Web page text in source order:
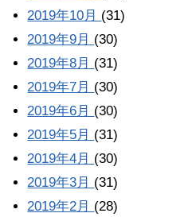
2019年10月 (31)
2019年9月 (30)
2019年8月 (31)
2019年7月 (30)
2019年6月 (30)
2019年5月 (31)
2019年4月 (30)
2019年3月 (31)
2019年2月 (28)